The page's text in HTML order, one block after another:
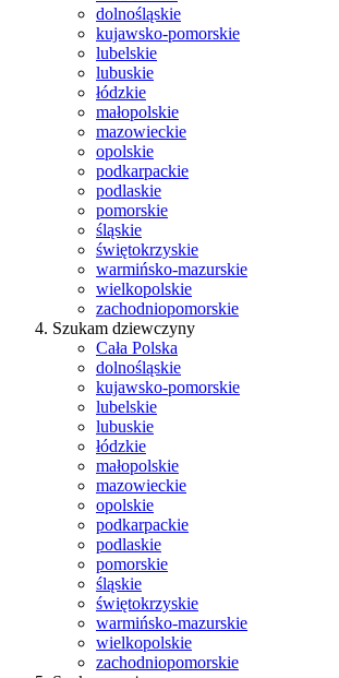
dolnośląskie
kujawsko-pomorskie
lubelskie
lubuskie
łódzkie
małopolskie
mazowieckie
opolskie
podkarpackie
podlaskie
pomorskie
śląskie
świętokrzyskie
warmińsko-mazurskie
wielkopolskie
zachodniopomorskie
Szukam dziewczyny
Cała Polska
dolnośląskie
kujawsko-pomorskie
lubelskie
lubuskie
łódzkie
małopolskie
mazowieckie
opolskie
podkarpackie
podlaskie
pomorskie
śląskie
świętokrzyskie
warmińsko-mazurskie
wielkopolskie
zachodniopomorskie